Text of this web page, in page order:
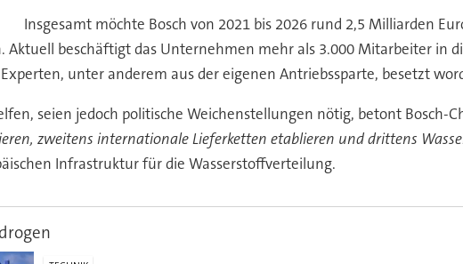
Insgesamt möchte Bosch von 2021 bis 2026 rund 2,5 Milliarden
beschäftigt das Unternehmen mehr als 3.000 Mitarbeiter in
unter anderem aus der eigenen Antriebssparte, besetzt
seien jedoch politische Weichenstellungen nötig, betont Bosch-
zweitens internationale Lieferketten etablieren und drittens
Infrastruktur für die Wasserstoffverteilung.